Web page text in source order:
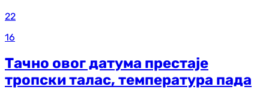
22
16
Тачно овог датума престаје
тропски талас, температура пада